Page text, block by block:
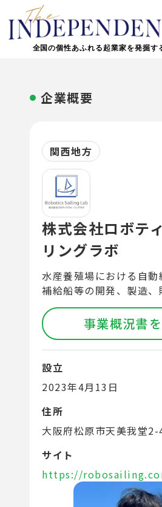
全国の個性あふれる起業家を発掘す
企業概要
関西地方
株式会社ロボテ
リングラボ
水産養殖場における自動
補給船等の開発、製造、
事業概況書
設立
2023年4月13日
住所
大阪府松原市天美我堂
サイト
https://